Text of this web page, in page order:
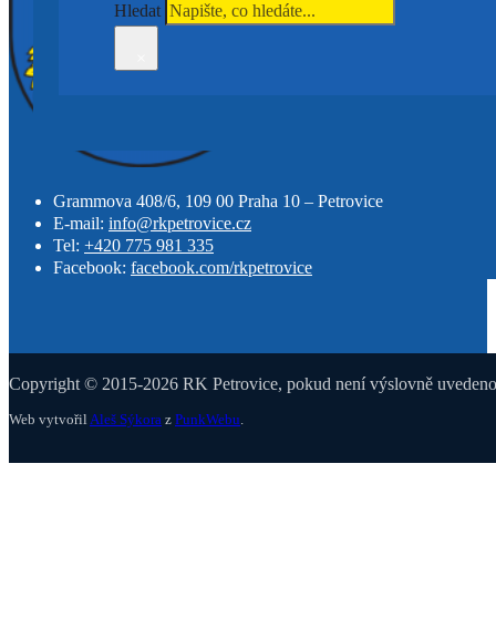
Hledat
Grammova 408/6, 109 00 Praha 10 – Petrovice
E-mail: info@rkpetrovice.cz
Tel: +420 775 981 335
Facebook: facebook.com/rkpetrovice
Copyright © 2015-2026 RK Petrovice, pokud není výslovně
Web vytvořil Aleš Sýkora z PunkWebu